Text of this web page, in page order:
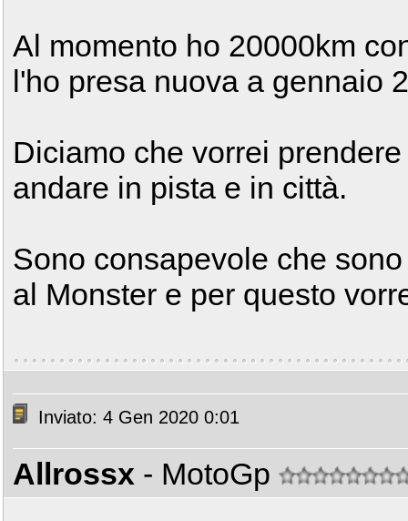
Al momento ho 20000km
l'ho presa nuova a gennaio
Diciamo che vorrei
andare in pista e in città.
Sono consapevole che
al Monster e per questo
Inviato: 4 Gen 2020 0:01
Allrossx - MotoGp